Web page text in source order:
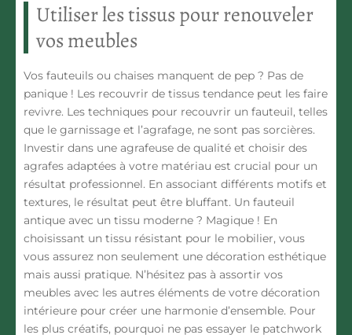
Utiliser les tissus pour renouveler
vos meubles
Vos fauteuils ou chaises manquent de pep ? Pas de
panique ! Les recouvrir de tissus tendance peut les faire
revivre. Les techniques pour recouvrir un fauteuil, telles
que le garnissage et l’agrafage, ne sont pas sorcières.
Investir dans une agrafeuse de qualité et choisir des
agrafes adaptées à votre matériau est crucial pour un
résultat professionnel. En associant différents motifs et
textures, le résultat peut être bluffant. Un fauteuil
antique avec un tissu moderne ? Magique ! En
choisissant un tissu résistant pour le mobilier, vous
vous assurez non seulement une décoration esthétique
mais aussi pratique. N’hésitez pas à assortir vos
meubles avec les autres éléments de votre décoration
intérieure pour créer une harmonie d’ensemble. Pour
les plus créatifs, pourquoi ne pas essayer le patchwork